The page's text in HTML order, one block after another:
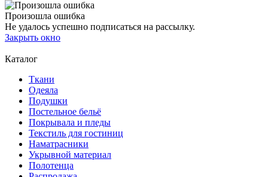
Произошла ошибка
Не удалось успешно подписаться на рассылку.
Закрыть окно
Каталог
Ткани
Одеяла
Подушки
Постельное бельё
Покрывала и пледы
Текстиль для гостиниц
Наматрасники
Укрывной материал
Полотенца